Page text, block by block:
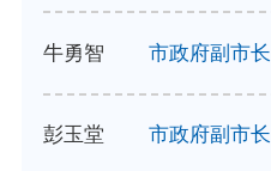
牛勇智 市政府副市长
彭玉堂 市政府副市长